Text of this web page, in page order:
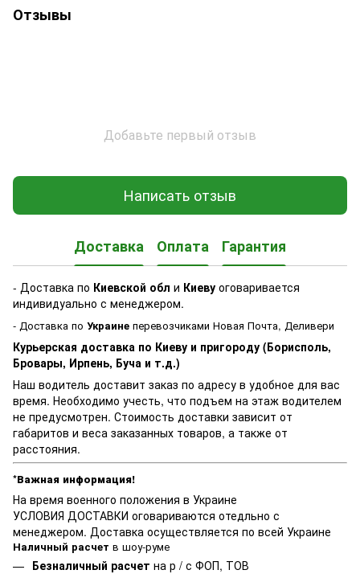
Отзывы
Добавьте первый отзыв
Написать отзыв
Доставка Оплата Гарантия
- Доставка по Киевской обл и Киеву оговаривается
индивидуально с менеджером.
- Доставка по Украине перевозчиками Новая Почта, Деливери
Курьерская доставка по Киеву и пригороду (Борисполь,
Бровары, Ирпень, Буча и т.д.)
Наш водитель доставит заказ по адресу в удобное для вас
время. Необходимо учесть, что подъем на этаж водителем
не предусмотрен. Стоимость доставки зависит от
габаритов и веса заказанных товаров, а также от
расстояния.
*Важная информация!
На время военного положения в Украине
УСЛОВИЯ ДОСТАВКИ оговариваются отедльно с
менеджером. Доставка осуществляется по всей Украине
Наличный расчет в шоу-руме
Безналичный расчет на р / с ФОП, ТОВ